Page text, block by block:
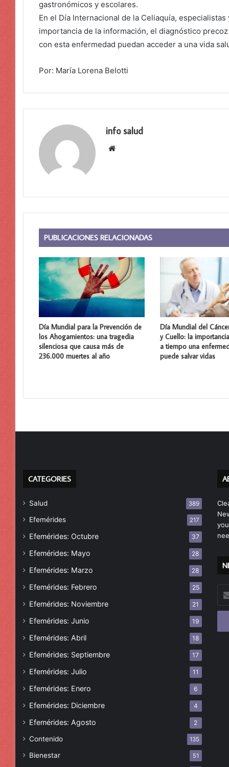
gastronómicos y escolares.
En el Día Internacional de la Celiaquía,
importancia de la información, el diagnóstico
con esta enfermedad puedan acceder a una vida
Por: María Lorena Belotti
info salud
Sitio
PUBLICACIONES RELACIONADAS
Día Mundial para la Prevención de
los Ahogamientos: una tragedia
silenciosa que causa más de
236.000 muertes al año
Día Mundial del
y Cuello: la
a tiempo una
puede salvar vidas
CATEGORIES
Salud 389
Efemérides 217
Efemérides: Octubre 37
Efemérides: Mayo 28
Efemérides: Marzo 28
Efemérides: Febrero 25
Efemérides: Noviembre 21
Efemérides: Junio 19
Efemérides: Abril 18
Efemérides: Septiembre 17
Efemérides: Julio 11
Efemérides: Enero 6
Efemérides: Diciembre 4
Efemérides: Agosto 2
Contenido 135
Bienestar 51